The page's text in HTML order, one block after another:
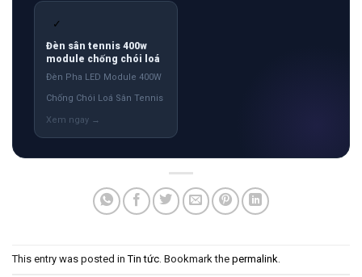
✓
Đèn sân tennis 400w
module chống chói loá
Đèn Pha LED Module 400W
Chống Chói Loá Sân Tennis
This entry was posted inTin tức . Bookmark the permalink